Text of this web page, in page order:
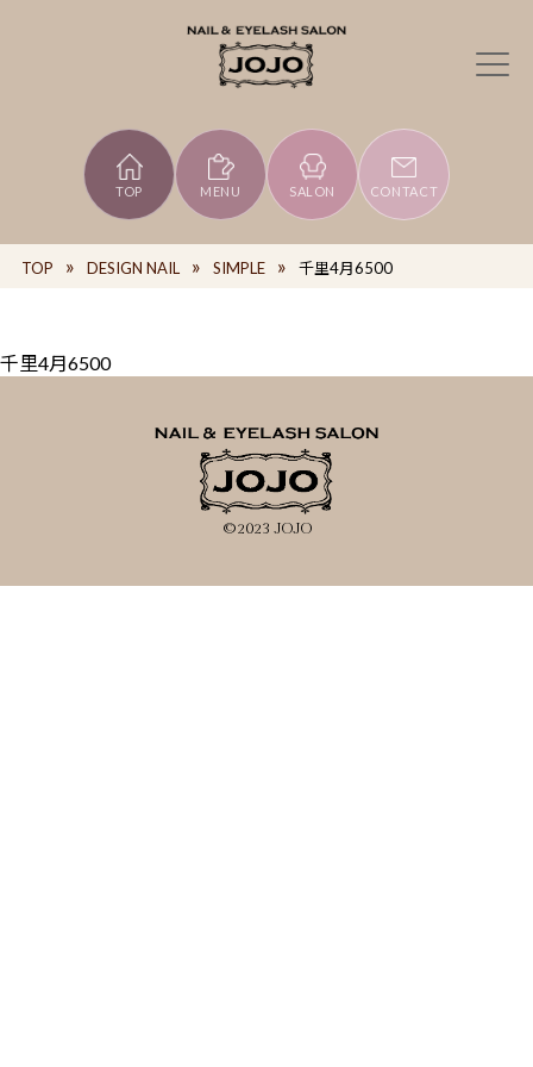
TOP MENU SALON CONTACT
TOP DESIGN NAIL SIMPLE 千里4月6500
千里4月6500
©2023 JOJO